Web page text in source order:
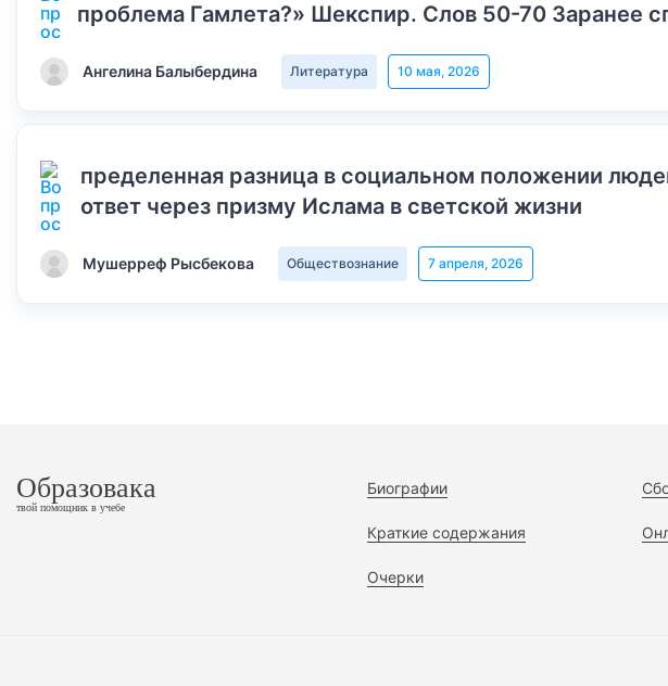
проблема Гамлета?» Шекспир. Слов 50-70 Заранее
Ангелина Балыбердина Литература 10 мая, 2026
пределенная разница в социальном положении
ответ через призму Ислама в светской жизни
Мушерреф Рысбекова Обществознание 7 апреля, 2026
Образовака
твой помощник в учебе
Биографии
Краткие содержания
Очерки